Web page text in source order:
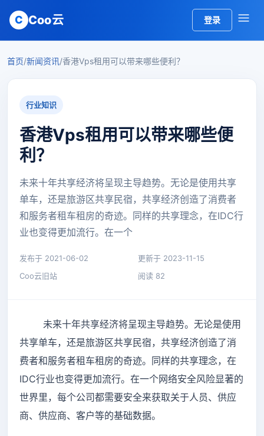
C Coo云 登录
首页/新闻资讯/香港Vps租用可以带来哪些便利？
行业知识
香港Vps租用可以带来哪些便
利？
未来十年共享经济将呈现主导趋势。无论是使用共享
单车，还是旅游区共享民宿，共享经济创造了消费者
和服务者租车租房的奇迹。同样的共享理念，在IDC行
业也变得更加流行。在一个
发布于 2021-06-02
更新于 2023-11-15
Coo云旧站
阅读 82
未来十年共享经济将呈现主导趋势。无论是使用
共享单车，还是旅游区共享民宿，共享经济创造了消
费者和服务者租车租房的奇迹。同样的共享理念，在
IDC行业也变得更加流行。在一个网络安全风险显著的
世界里，每个公司都需要安全来获取关于人员、供应
商、供应商、客户等的基础数据。